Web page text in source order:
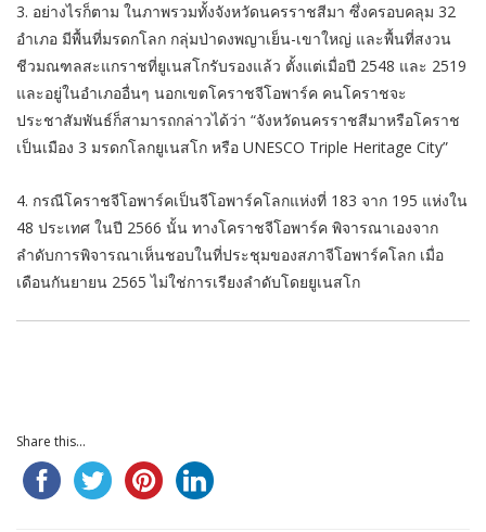
3. อย่างไรก็ตาม ในภาพรวมทั้งจังหวัดนครราชสีมา ซึ่งครอบคลุม 32
อำเภอ มีพื้นที่มรดกโลก กลุ่มป่าดงพญาเย็น-เขาใหญ่ และพื้นที่สงวน
ชีวมณฑลสะแกราชที่ยูเนสโกรับรองแล้ว ตั้งแต่เมื่อปี 2548 และ 2519
และอยู่ในอำเภออื่นๆ นอกเขตโคราชจีโอพาร์ค คนโคราชจะ
ประชาสัมพันธ์ก็สามารถกล่าวได้ว่า “จังหวัดนครราชสีมาหรือโคราช
เป็นเมือง 3 มรดกโลกยูเนสโก หรือ UNESCO Triple Heritage City”
4. กรณีโคราชจีโอพาร์คเป็นจีโอพาร์คโลกแห่งที่ 183 จาก 195 แห่งใน
48 ประเทศ ในปี 2566 นั้น ทางโคราชจีโอพาร์ค พิจารณาเองจาก
ลำดับการพิจารณาเห็นชอบในที่ประชุมของสภาจีโอพาร์คโลก เมื่อ
เดือนกันยายน 2565 ไม่ใช่การเรียงลำดับโดยยูเนสโก
Share this...